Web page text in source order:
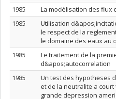
1985
La modélisation des flux
1985
Utilisation
le respect de la
le domaine des eaux au
1985
Le traitement de la
d&apos;autocorrelation
1985
Un test des hypotheses
et de la neutralite a
grande depression